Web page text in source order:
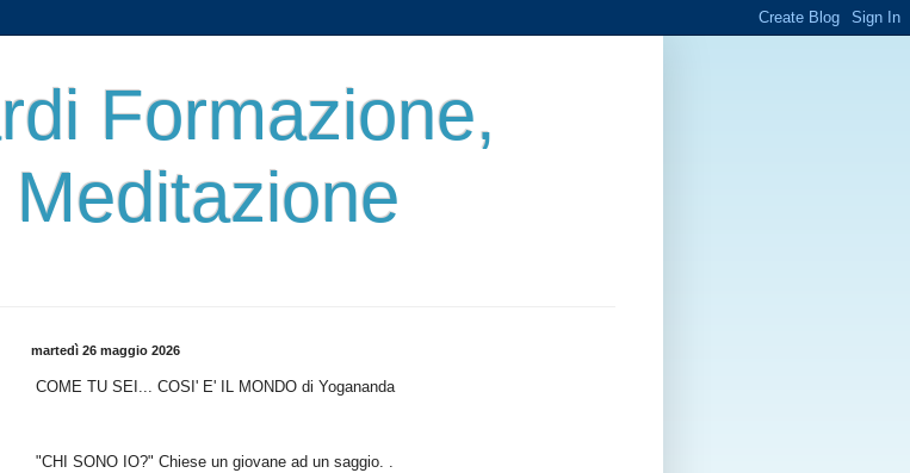
Formazione,
martedì 26 maggio 2026
COME TU SEI... COSI' E' IL MONDO di Yogananda
"CHI SONO IO?" Chiese un giovane ad un saggio. .